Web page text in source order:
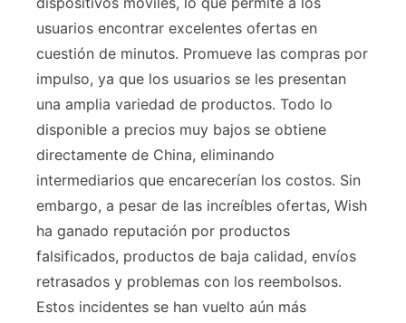
usuarios encontrar excelentes ofertas en
cuestión de minutos. Promueve las compras por
impulso, ya que los usuarios se les presentan
una amplia variedad de productos. Todo lo
disponible a precios muy bajos se obtiene
directamente de China, eliminando
intermediarios que encarecerían los costos. Sin
embargo, a pesar de las increíbles ofertas, Wish
ha ganado reputación por productos
falsificados, productos de baja calidad, envíos
retrasados y problemas con los reembolsos.
Estos incidentes se han vuelto aún más